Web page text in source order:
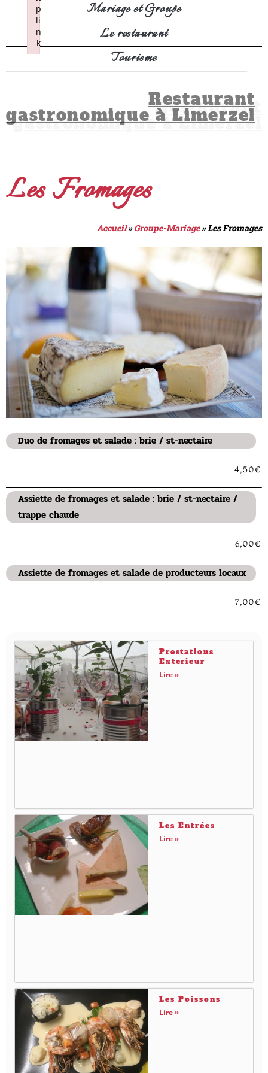
Mariage et Groupe
Le restaurant
Tourisme
Restaurant
gastronomique à Limerzel
Les Fromages
Accueil»Groupe-Mariage»Les Fromages
Duo de fromages et salade : brie / st-nectaire
4,50€
Assiette de fromages et salade : brie / st-nectaire /
trappe chaude
6,00€
Assiette de fromages et salade de producteurs locaux
7,00€
Prestations
Exterieur
Lire »
Les Entrées
Lire »
Les Poissons
Lire »
p
li
n
k
Failed to initialize plugin: wplink